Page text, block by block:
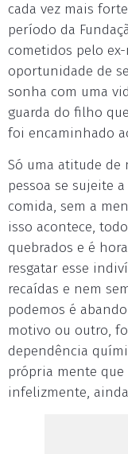
cada vez mais
período da
cometidos pelo
oportunidade de
sonha com uma
guarda do filho
foi encaminhado
Só uma atitude de
pessoa se sujeite
comida, sem a
isso acontece,
quebrados e é
resgatar esse
recaídas e nem
podemos é
motivo ou outro,
dependência
própria mente
infelizmente,